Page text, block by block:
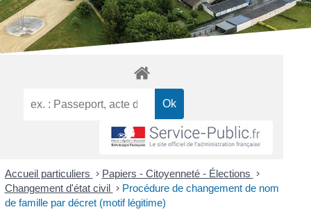
Accueil particuliers > Papiers - Citoyenneté - Élections >
Changement d'état civil > Procédure de changement de nom
de famille par décret (motif légitime)